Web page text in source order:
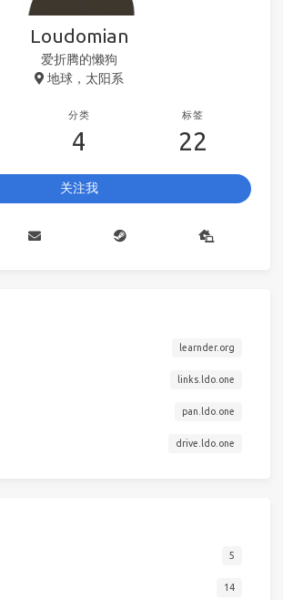
Loudomian
爱折腾的懒狗
地球，太阳系
分类
4
标签
22
关注我
learnder.org
links.ldo.one
pan.ldo.one
drive.ldo.one
5
14